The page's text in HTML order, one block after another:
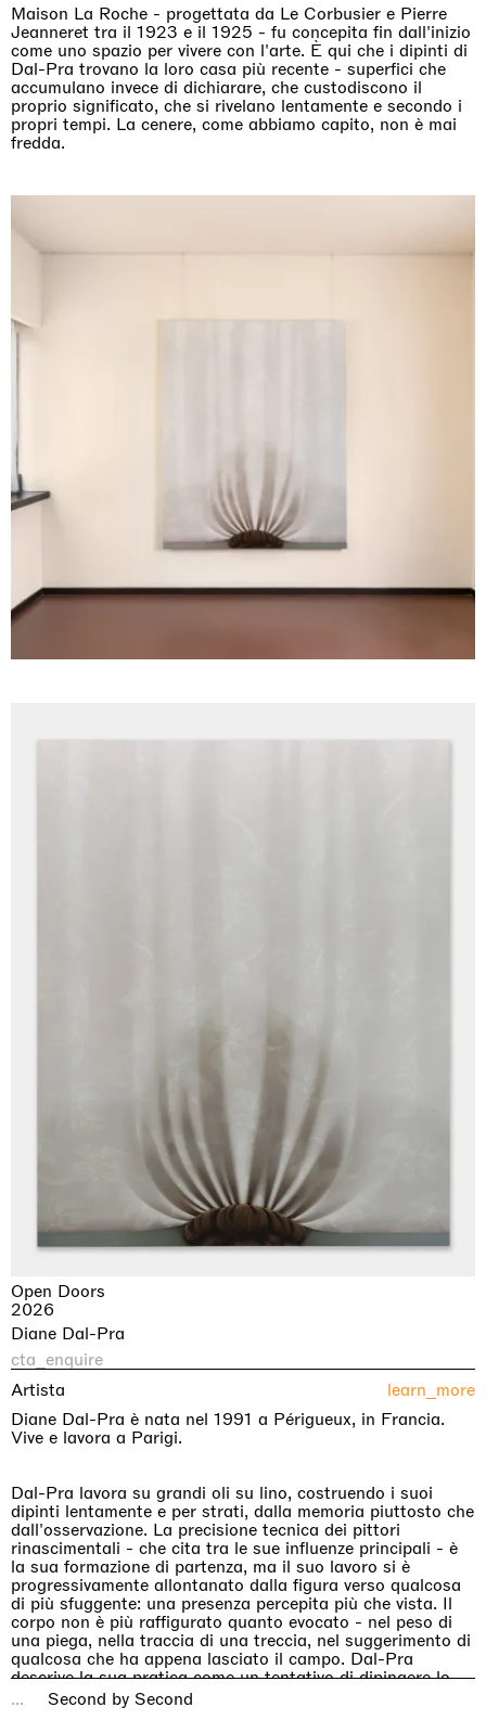
Maison La Roche - progettata da Le Corbusier e Pierre
Jeanneret tra il 1923 e il 1925 - fu concepita fin dall'inizio
come uno spazio per vivere con l'arte. È qui che i dipinti di
Dal-Pra trovano la loro casa più recente - superfici che
accumulano invece di dichiarare, che custodiscono il
proprio significato, che si rivelano lentamente e secondo i
propri tempi. La cenere, come abbiamo capito, non è mai
fredda.
Open Doors
2026
Diane Dal-Pra
cta_enquire
Artista
learn_more
Diane Dal-Pra è nata nel 1991 a Périgueux, in Francia.
Vive e lavora a Parigi.
Dal-Pra lavora su grandi oli su lino, costruendo i suoi
dipinti lentamente e per strati, dalla memoria piuttosto che
dall'osservazione. La precisione tecnica dei pittori
rinascimentali - che cita tra le sue influenze principali - è
la sua formazione di partenza, ma il suo lavoro si è
progressivamente allontanato dalla figura verso qualcosa
di più sfuggente: una presenza percepita più che vista. Il
corpo non è più raffigurato quanto evocato - nel peso di
una piega, nella traccia di una treccia, nel suggerimento di
qualcosa che ha appena lasciato il campo. Dal-Pra
descrive la sua pratica come un tentativo di dipingere lo
stato intermedio - quello spazio in cui un'immagine non è
mai del tutto formata né del tutto dissolta, in cui il tempo
... Second by Second